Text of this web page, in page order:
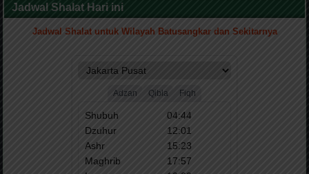
Jadwal Shalat Hari ini
Jadwal Shalat untuk Wilayah Batusangkar dan Sekitarnya